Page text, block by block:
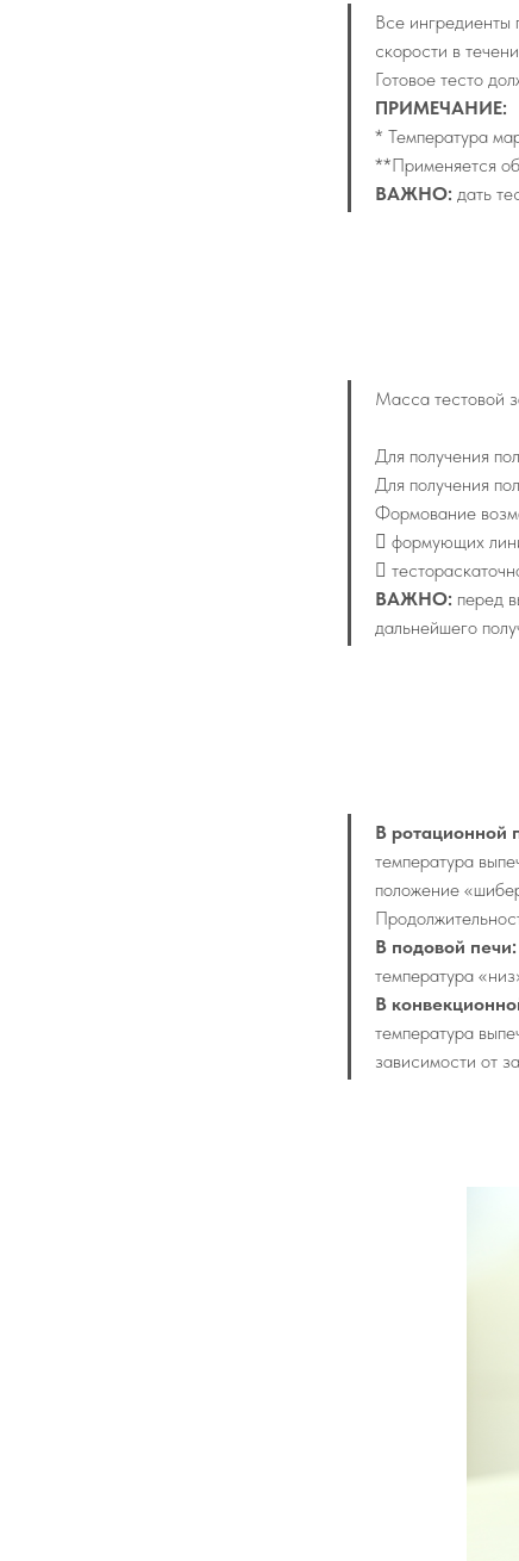
Все ингредиенты
скорости в
Готовое тесто
ПРИМЕЧАНИЕ:
* Температура
**Применяется
ВАЖНО: дать
Масса тестовой
Для получения
Для получения
Формование
 формующих

ВАЖНО: перед
дальнейшего
В ротационной
температура
положение
В подовой печи:
температура
В
температура
зависимости от